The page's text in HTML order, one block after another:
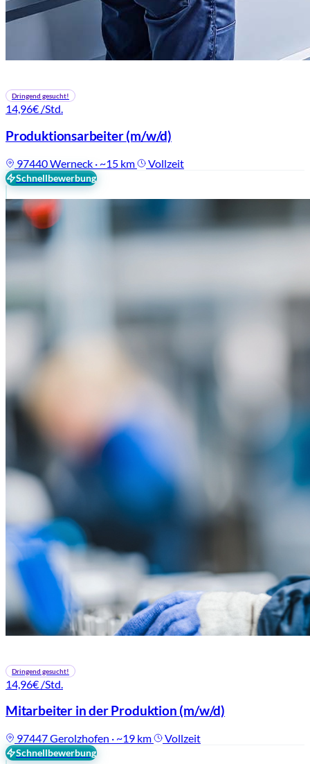
Dringend gesucht!
14,96€ /Std.
Produktionsarbeiter(m/w/d)
97440 Werneck · ~15 km Vollzeit
Schnellbewerbung
Dringend gesucht!
14,96€ /Std.
Mitarbeiter in der Produktion (m/w/d)
97447 Gerolzhofen · ~19 km Vollzeit
Schnellbewerbung